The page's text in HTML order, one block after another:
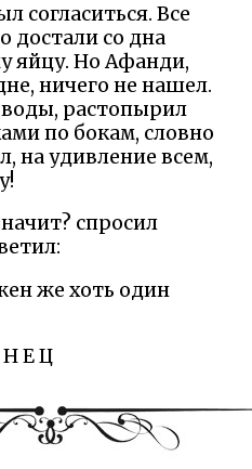
согласиться. Все
достали со дна
яйцу. Но Афанди,
ничего не нашел.
растопырил
по бокам, словно
на удивление всем,
спросил
же хоть один
Е Ц